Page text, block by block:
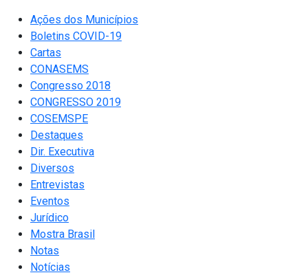
Ações dos Municípios
Boletins COVID-19
Cartas
CONASEMS
Congresso 2018
CONGRESSO 2019
COSEMSPE
Destaques
Dir. Executiva
Diversos
Entrevistas
Eventos
Jurídico
Mostra Brasil
Notas
Notícias